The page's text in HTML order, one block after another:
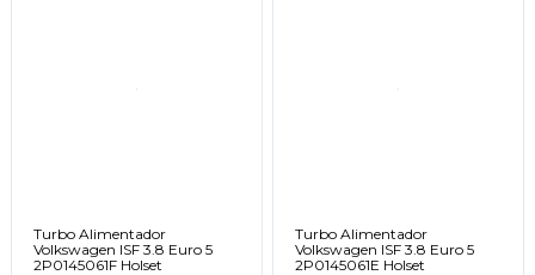
Turbo Alimentador
Volkswagen ISF 3.8 Euro 5
2P0145061F Holset
Turbo Alimentador
Volkswagen ISF 3.8 Euro 5
2P0145061E Holset